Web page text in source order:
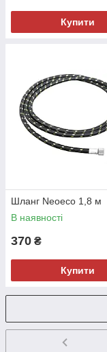
Купити
Шланг Neoeco 1,8 м
В наявності
370 ₴
Купити